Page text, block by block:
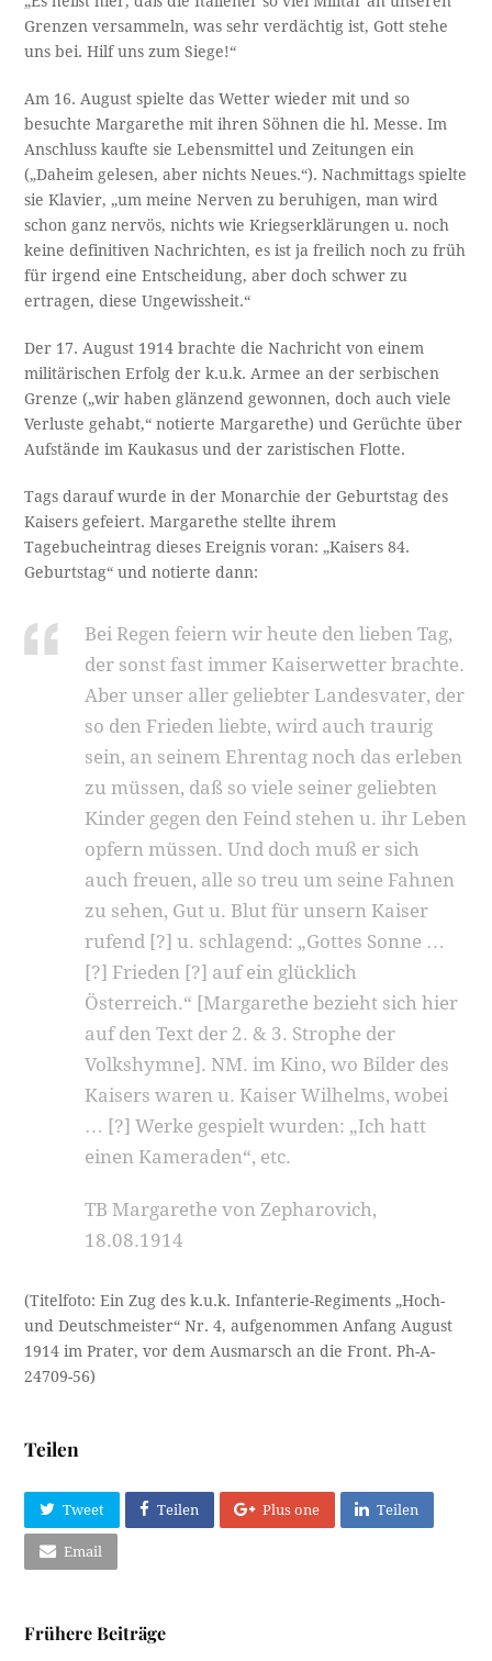
Grenzen versammeln, was sehr verdächtig ist, Gott stehe
uns bei. Hilf uns zum Siege!“
Am 16. August spielte das Wetter wieder mit und so
besuchte Margarethe mit ihren Söhnen die hl. Messe. Im
Anschluss kaufte sie Lebensmittel und Zeitungen ein
(„Daheim gelesen, aber nichts Neues.“). Nachmittags spielte
sie Klavier, „um meine Nerven zu beruhigen, man wird
schon ganz nervös, nichts wie Kriegserklärungen u. noch
keine definitiven Nachrichten, es ist ja freilich noch zu früh
für irgend eine Entscheidung, aber doch schwer zu
ertragen, diese Ungewissheit.“
Der 17. August 1914 brachte die Nachricht von einem
militärischen Erfolg der k.u.k. Armee an der serbischen
Grenze („wir haben glänzend gewonnen, doch auch viele
Verluste gehabt,“ notierte Margarethe) und Gerüchte über
Aufstände im Kaukasus und der zaristischen Flotte.
Tags darauf wurde in der Monarchie der Geburtstag des
Kaisers gefeiert. Margarethe stellte ihrem
Tagebucheintrag dieses Ereignis voran: „Kaisers 84.
Geburtstag“ und notierte dann:
Bei Regen feiern wir heute den lieben Tag,
der sonst fast immer Kaiserwetter brachte.
Aber unser aller geliebter Landesvater, der
so den Frieden liebte, wird auch traurig
sein, an seinem Ehrentag noch das erleben
zu müssen, daß so viele seiner geliebten
Kinder gegen den Feind stehen u. ihr Leben
opfern müssen. Und doch muß er sich
auch freuen, alle so treu um seine Fahnen
zu sehen, Gut u. Blut für unsern Kaiser
rufend [?] u. schlagend: „Gottes Sonne …
[?] Frieden [?] auf ein glücklich
Österreich.“ [Margarethe bezieht sich hier
auf den Text der 2. & 3. Strophe der
Volkshymne]. NM. im Kino, wo Bilder des
Kaisers waren u. Kaiser Wilhelms, wobei
… [?] Werke gespielt wurden: „Ich hatt
einen Kameraden“, etc.
TB Margarethe von Zepharovich,
18.08.1914
(Titelfoto: Ein Zug des k.u.k. Infanterie-Regiments „Hoch-
und Deutschmeister“ Nr. 4, aufgenommen Anfang August
1914 im Prater, vor dem Ausmarsch an die Front. Ph-A-
24709-56)
Teilen
Tweet Teilen Plus one Teilen
Email
Frühere Beiträge